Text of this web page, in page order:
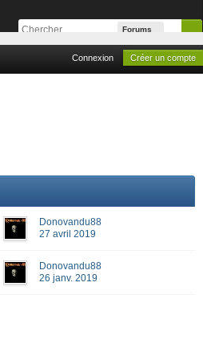
Forums
Connexion Créer un compte
Donovandu88
27 avril 2019
Donovandu88
26 janv. 2019